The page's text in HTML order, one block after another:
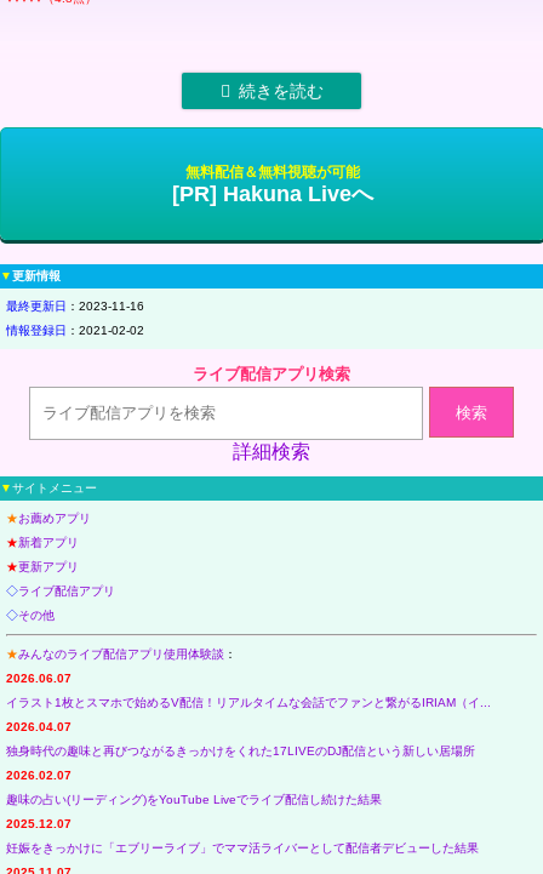
無料配信＆無料視聴が可能
[PR] Hakuna Liveへ
▼更新情報
最終更新日 ：2023-11-16
情報登録日 ：2021-02-02
ライブ配信アプリ検索
検索
詳細検索
▼サイトメニュー
★お薦めアプリ
★新着アプリ
★更新アプリ
◇ライブ配信アプリ
◇その他
★みんなのライブ配信アプリ使用体験談 ：
2026.06.07
イラスト1枚とスマホで始めるV配信！リアルタイムな会話でファンと繋がるIRIAM（イ...
2026.04.07
独身時代の趣味と再びつながるきっかけをくれた17LIVEのDJ配信という新しい居場所
2026.02.07
趣味の占い(リーディング)をYouTube Liveでライブ配信し続けた結果
2025.12.07
妊娠をきっかけに「エブリーライブ」でママ活ライバーとして配信者デビューした結果